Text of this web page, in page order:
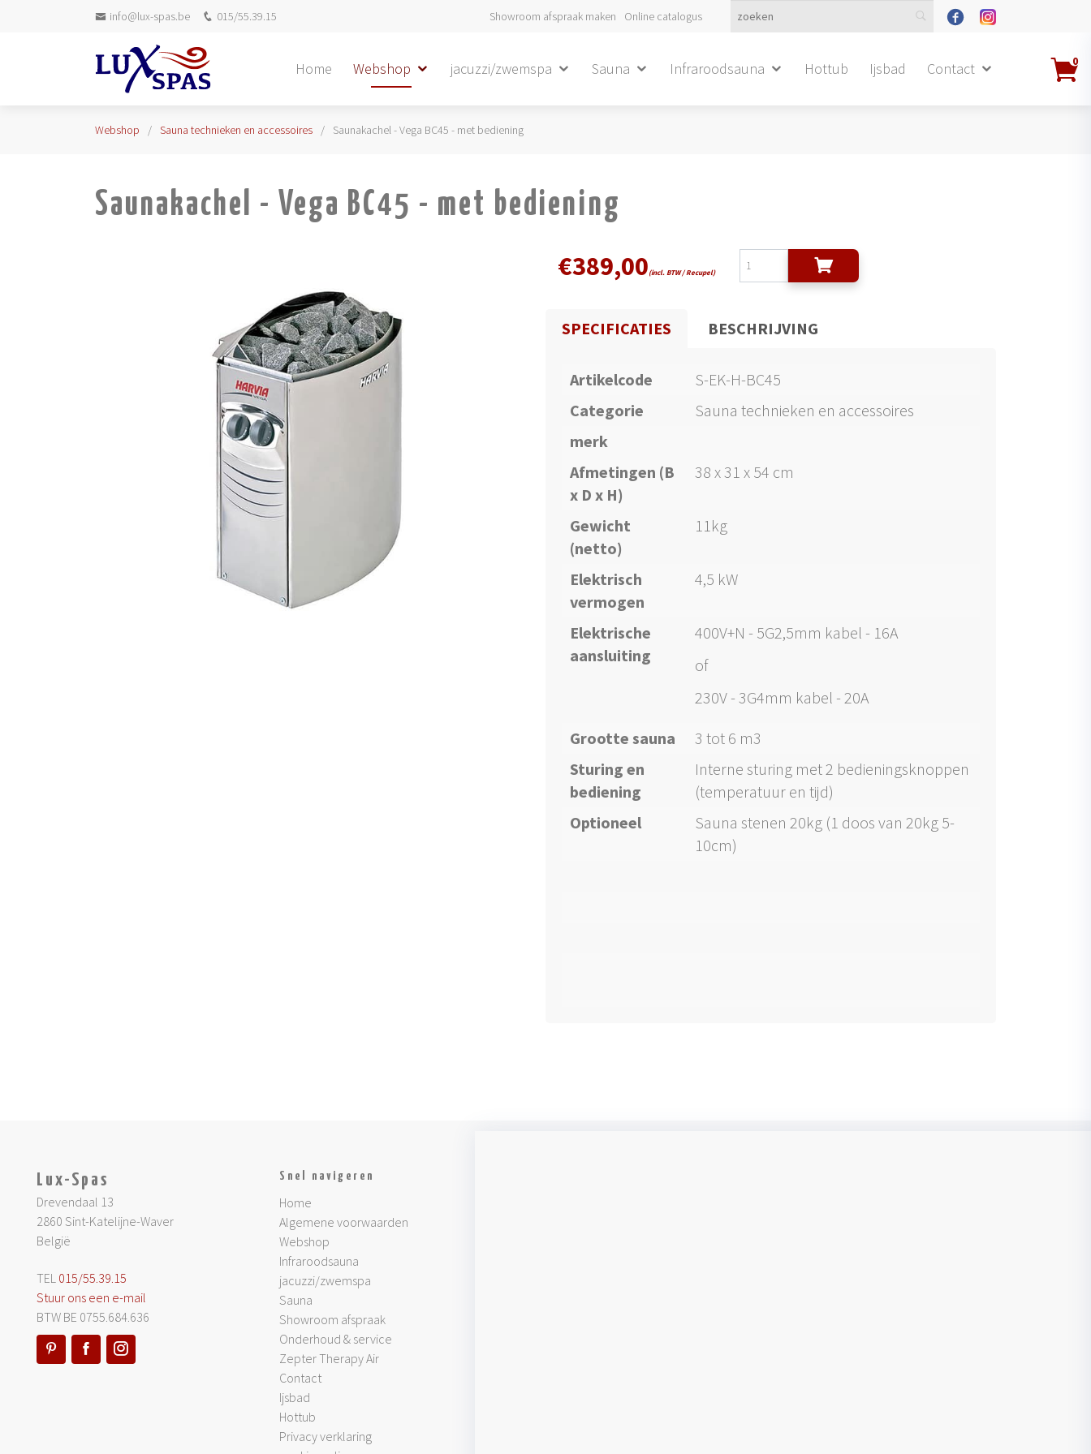
info@lux-spas.be 015/55.39.15 Showroom afspraak maken Online catalogus
0
Home Webshop jacuzzi/zwemspa Sauna Infraroodsauna Hottub Ijsbad Contact
Webshop Sauna technieken en accessoires Saunakachel - Vega BC45 - met bediening
Saunakachel - Vega BC45 - met bediening
€389,00(incl. BTW / Recupel)
SPECIFICATIES BESCHRIJVING
Artikelcode
S-EK-H-BC45
Categorie
Sauna technieken en accessoires
merk
Afmetingen (B
x D x H)
38 x 31 x 54 cm
Gewicht
(netto)
11kg
Elektrisch
vermogen
4,5 kW
Elektrische
aansluiting
400V+N - 5G2,5mm kabel - 16A
of
230V - 3G4mm kabel - 20A
Grootte sauna
3 tot 6 m3
Sturing en
bediening
Interne sturing met 2 bedieningsknoppen
(temperatuur en tijd)
Optioneel
Sauna stenen 20kg (1 doos van 20kg 5-
10cm)
Lux-Spas
Drevendaal 13
2860 Sint-Katelijne-Waver
België
TEL 015/55.39.15
Stuur ons een e-mail
BTW BE 0755.684.636
Snel navigeren
Home
Algemene voorwaarden
Webshop
Infraroodsauna
jacuzzi/zwemspa
Sauna
Showroom afspraak
Onderhoud & service
Zepter Therapy Air
Contact
Ijsbad
Hottub
Privacy verklaring